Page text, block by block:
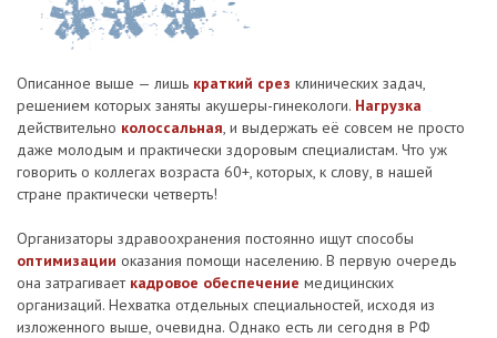
Описанное выше — лишь краткий срез клинических задач,
решением которых заняты акушеры-гинекологи. Нагрузка
действительно колоссальная, и выдержать её совсем не просто
даже молодым и практически здоровым специалистам. Что уж
говорить о коллегах возраста 60+, которых, к слову, в нашей
стране практически четверть!
Организаторы здравоохранения постоянно ищут способы
оптимизации оказания помощи населению. В первую очередь
она затрагивает кадровое обеспечение медицинских
организаций. Нехватка отдельных специальностей, исходя из
изложенного выше, очевидна. Однако есть ли сегодня в РФ